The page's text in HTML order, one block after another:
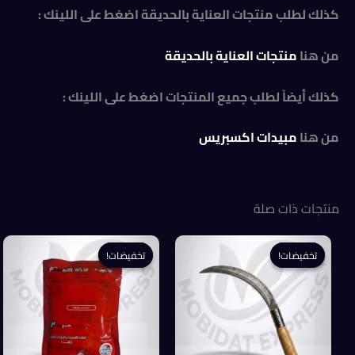
كذلك لطلب منتجات العناية بالحديقة اضغط على اللينك :
من هنامنتجات العناية بالحديقة
كذلك أيضاً لطلب جميع المنتجات اضغط على اللينك :
من هنامبيدات اكسبريس
منتجات ذات صلة
تخفيضات!
تخفيضات! تخفيضات!
تخفيضات!